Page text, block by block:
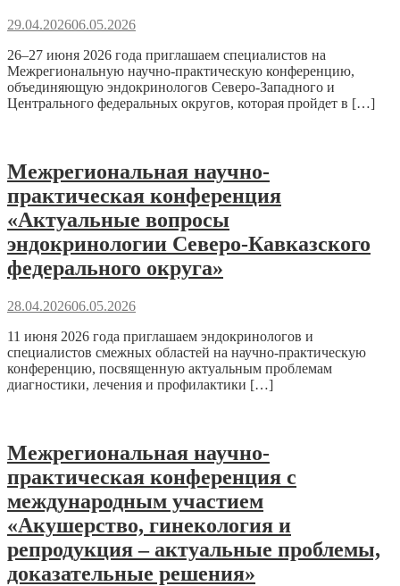
29.04.202606.05.2026
26–27 июня 2026 года приглашаем специалистов на
Межрегиональную научно-практическую конференцию,
объединяющую эндокринологов Северо-Западного и
Центрального федеральных округов, которая пройдет в […]
Межрегиональная научно-
практическая конференция
«Актуальные вопросы
эндокринологии Северо-Кавказского
федерального округа»
28.04.202606.05.2026
11 июня 2026 года приглашаем эндокринологов и
специалистов смежных областей на научно-практическую
конференцию, посвященную актуальным проблемам
диагностики, лечения и профилактики […]
Межрегиональная научно-
практическая конференция с
международным участием
«Акушерство, гинекология и
репродукция – актуальные проблемы,
доказательные решения»